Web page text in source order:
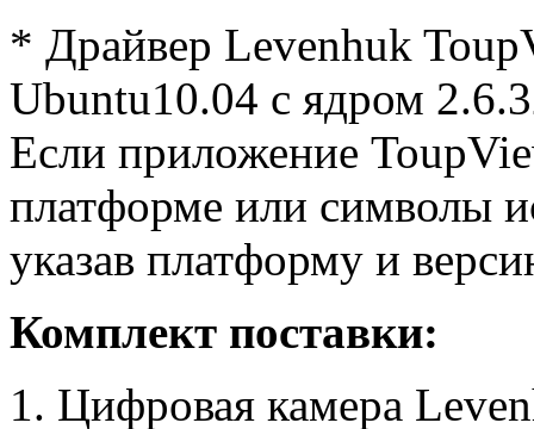
* Драйвер Levenhuk
Ubuntu10.04 с ядром
Если приложение
платформе или символы
указав платформу и
Комплект поставки:
Цифровая камера